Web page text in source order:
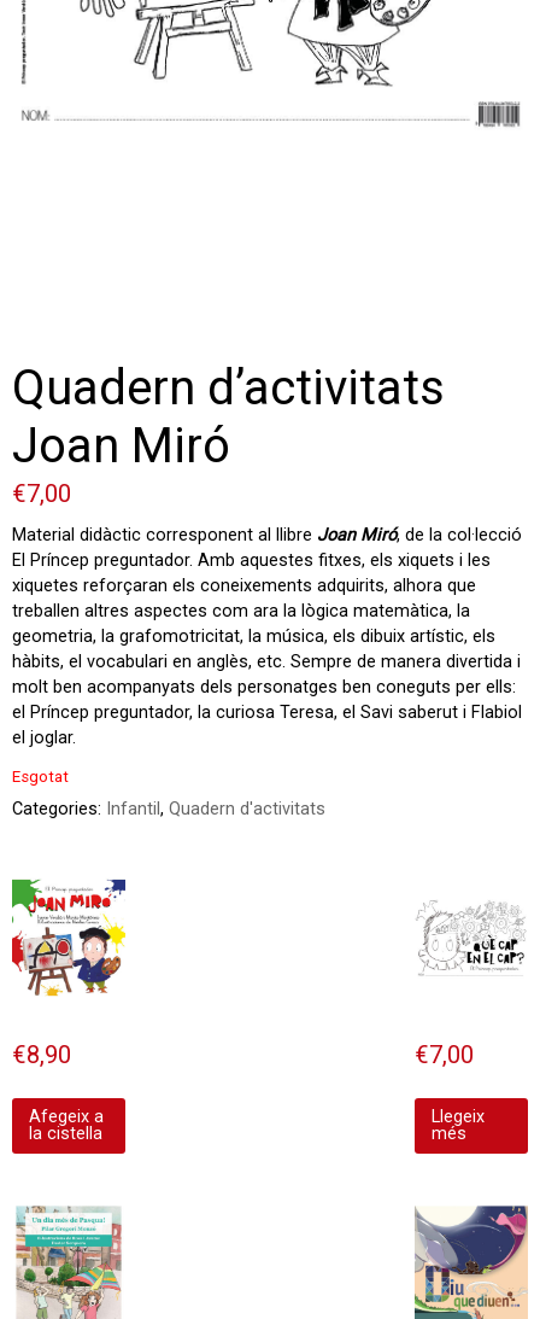
Quadern d’activitats
Joan Miró
€7,00
Material didàctic corresponent al llibre Joan Miró, de la col·lecció
El Príncep preguntador. Amb aquestes fitxes, els xiquets i les
xiquetes reforçaran els coneixements adquirits, alhora que
treballen altres aspectes com ara la lògica matemàtica, la
geometria, la grafomotricitat, la música, els dibuix artístic, els
hàbits, el vocabulari en anglès, etc. Sempre de manera divertida i
molt ben acompanyats dels personatges ben coneguts per ells:
el Príncep preguntador, la curiosa Teresa, el Savi saberut i Flabiol
el joglar.
Esgotat
Categories: Infantil , Quadern d'activitats
€8,90
Afegeix a
la cistella
€7,00
Llegeix
més